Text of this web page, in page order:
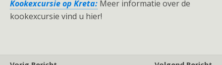
Kookexcursie op Kreta: Meer informatie over de
kookexcursie vind u hier!